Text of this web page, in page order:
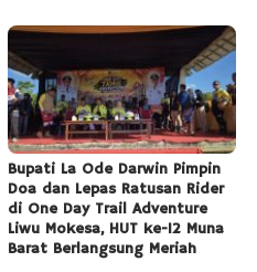
Bupati La Ode Darwin Pimpin
Doa dan Lepas Ratusan Rider
di One Day Trail Adventure
Liwu Mokesa, HUT ke-12 Muna
Barat Berlangsung Meriah